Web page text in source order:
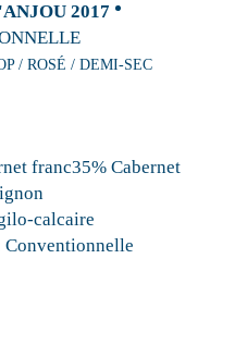
2017
/ ROSÉ / DEMI-SEC
franc35% Cabernet
calcaire
Conventionnelle